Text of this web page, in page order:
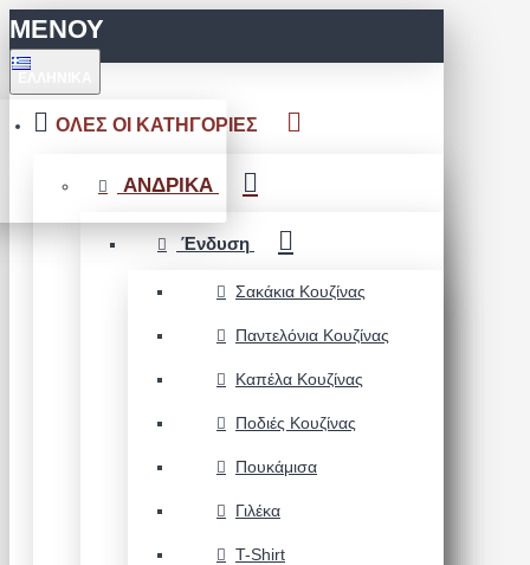
ΜΕΝΟΥ
ΟΛΕΣ ΟΙ ΚΑΤΗΓΟΡΙΕΣ
ΑΝΔΡΙΚΑ
Ένδυση
Σακάκια Κουζίνας
Παντελόνια Κουζίνας
Καπέλα Κουζίνας
Ποδιές Κουζίνας
Πουκάμισα
Γιλέκα
T-Shirt